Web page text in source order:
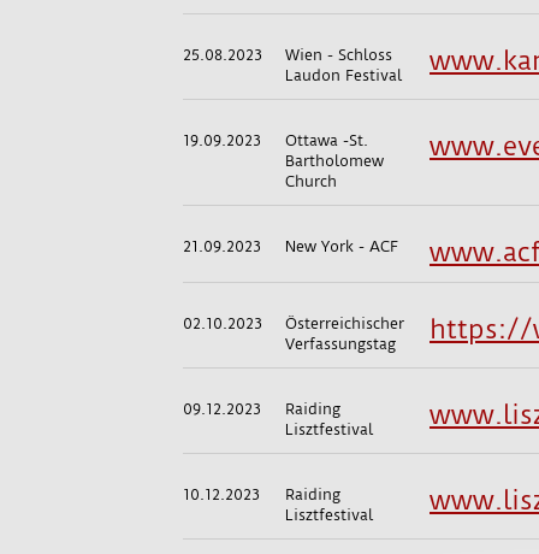
25.08.2023
Wien - Schloss
Laudon Festival
19.09.2023
Ottawa -St.
Bartholomew
Church
21.09.2023 New York - ACF
02.10.2023
Österreichischer
Verfassungstag
https://
09.12.2023
Raiding
Lisztfestival
10.12.2023
Raiding
Lisztfestival